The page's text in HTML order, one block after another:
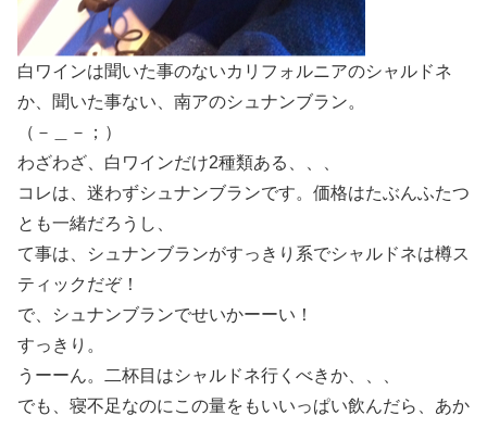
白ワインは聞いた事のないカリフォルニアのシャルドネ
か、聞いた事ない、南アのシュナンブラン。
（－＿－；）
わざわざ、白ワインだけ2種類ある、、、
コレは、迷わずシュナンブランです。価格はたぶんふたつ
とも一緒だろうし、
て事は、シュナンブランがすっきり系でシャルドネは樽ス
ティックだぞ！
で、シュナンブランでせいかーーい！
すっきり。
うーーん。二杯目はシャルドネ行くべきか、、、
でも、寝不足なのにこの量をもいいっぱい飲んだら、あか